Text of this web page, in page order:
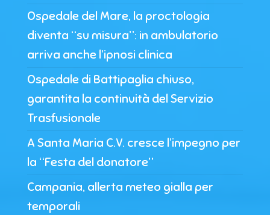
Ospedale del Mare, la proctologia
diventa “su misura”: in ambulatorio
arriva anche l’ipnosi clinica
Ospedale di Battipaglia chiuso,
garantita la continuità del Servizio
Trasfusionale
A Santa Maria C.V. cresce l’impegno per
la “Festa del donatore”
Campania, allerta meteo gialla per
temporali